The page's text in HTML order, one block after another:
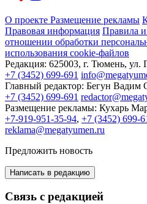
О проекте Размещение рекламы
Правовая информация Правила и
отношении обработки
использования cookie-файлов
Редакция: 625003, г. Тюмень, ул.
+7 (3452) 699-691
Главный редактор: Бегун Вадим
+7 (3452) 699-691
Размещение рекламы: Кухарь
+7-919-951-35-94, +7 (3452) 699-
reklama@megatyumen.ru
Предложить новость
Написать в редакцию
Связь с редакцией